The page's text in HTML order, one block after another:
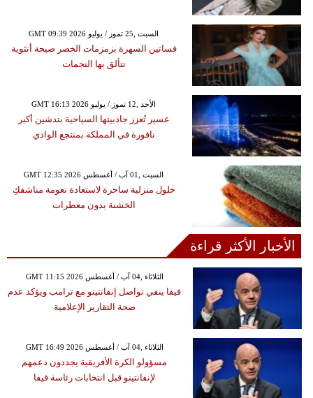
GMT 09:39 2026 السبت ,25 تموز / يوليو
فساتين السهرة بزمزمات الخصر صيحة أنثوية
تتألق بها النجمات
GMT 16:13 2026 الأحد ,12 تموز / يوليو
عسير تُعزز جاذبيتها السياحية بتدشين أكبر
نافورة في المملكة بمنتجع الوادي
GMT 12:35 2026 السبت ,01 آب / أغسطس
حلول منزلية ساحرة لاستعادة نعومة مناشفكِ
الخشنة بدون معطرات
الأخبار الأكثر قراءة
GMT 11:15 2026 الثلاثاء ,04 آب / أغسطس
فيفا ينفي تواصل إنفانتينو مع ترامب ويؤكد عدم
صحة التقارير الإعلامية
GMT 16:49 2026 الثلاثاء ,04 آب / أغسطس
مسؤولو الكرة الأفريقية يجددون دعمهم
لإنفانتينو قبل انتخابات رئاسة فيفا